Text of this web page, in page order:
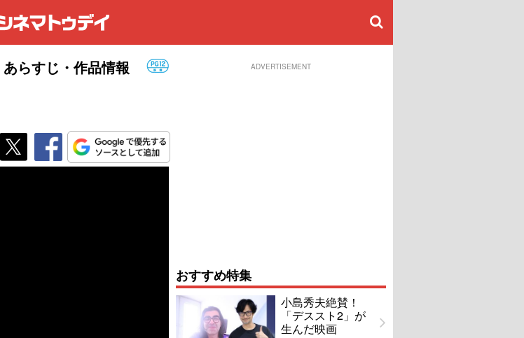
らすじ・作品情報 ADVERTISEMENT
おすすめ特集
小島秀夫絶賛！
「デススト2」が
生んだ映画